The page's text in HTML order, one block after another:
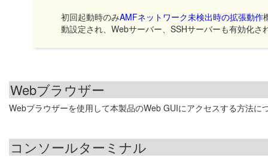
初回起動時のみAMFネットワーク未検出時の拡張動作
動設定され、Webサーバー、SSHサーバーも有効化さ
Webブラウザー
Webブラウザーを使用して本製品のWeb GUIにアクセスする方法に
コンソールターミナル